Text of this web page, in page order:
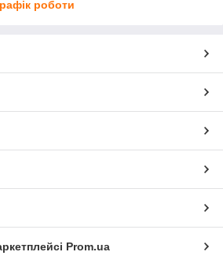
роботи
Prom.ua